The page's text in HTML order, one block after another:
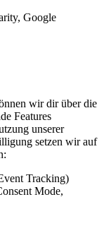
Google
wir dir über die
Features
unserer
setzen wir auf
Tracking)
Mode,